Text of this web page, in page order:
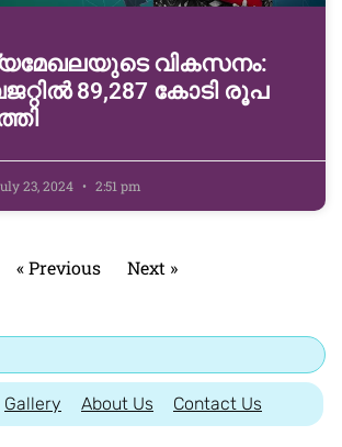
വികസനം:
89,287 കോടി രൂപ
23, 2024 2:51 pm
« Previous Next »
Gallery About Us Contact Us